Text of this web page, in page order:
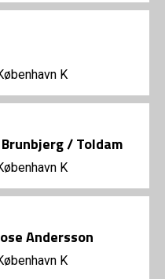
K
/ Toldam
K
Andersson
K